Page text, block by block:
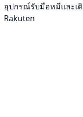
อุปกรณ์รับมือหมีและเ
Rakuten